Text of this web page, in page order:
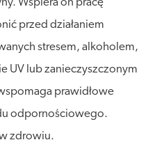
przed działaniem
stresem, alkoholem,
UV lub zanieczyszczonym
prawidłowe
odpornościowego.
zdrowiu.